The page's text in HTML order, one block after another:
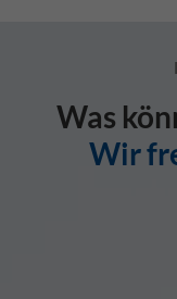
Was
Wir